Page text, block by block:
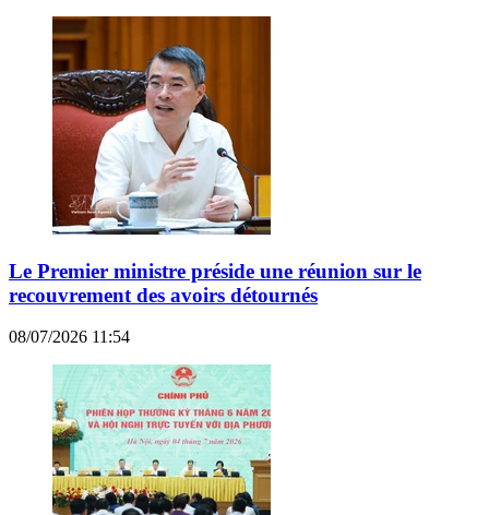
Le Premier ministre préside une réunion sur le
recouvrement des avoirs détournés
08/07/2026 11:54